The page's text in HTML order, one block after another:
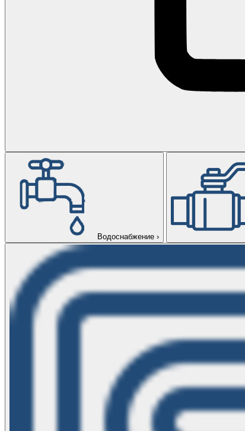
Водоснабжение ›